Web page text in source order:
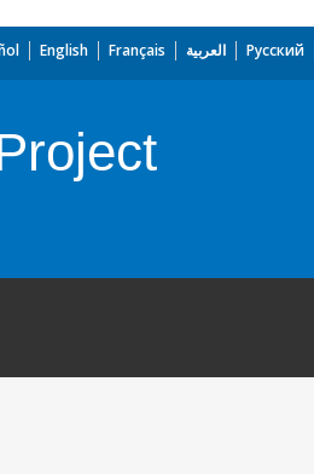
English Français العربية Русский